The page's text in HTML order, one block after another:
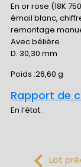
En or rose (18K
émail blanc,
remontage
Avec bélière
D. 30,30 mm
Poids :26,60 g
Rapport de
En l’état.
Lot